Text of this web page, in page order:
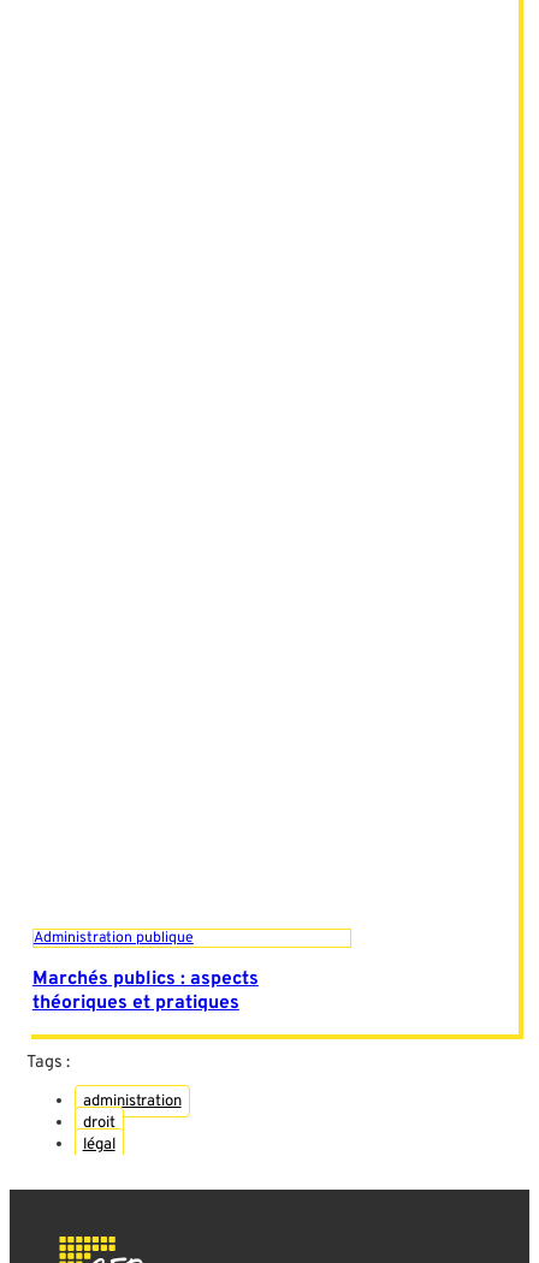
Administration publique
Marchés publics : aspects
théoriques et pratiques
Tags :
administration
droit
légal